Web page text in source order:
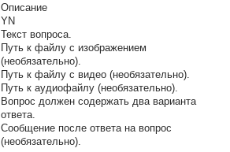
Описание
YN
Текст вопроса.
Путь к файлу с изображением
(необязательно).
Путь к файлу с видео (необязательно).
Путь к аудиофайлу (необязательно).
Вопрос должен содержать два варианта
ответа.
Сообщение после ответа на вопрос
(необязательно).